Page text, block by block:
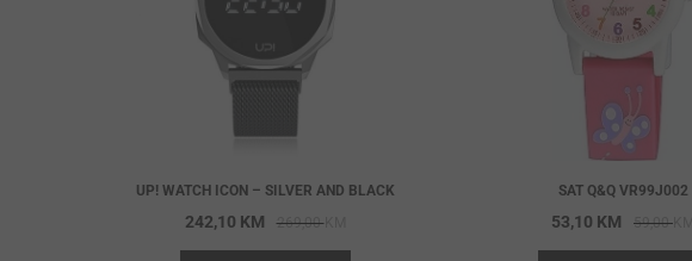
UP! WATCH ICON – SILVER AND BLACK
269,00KM
price
242,10 KM
price
SAT Q&Q VR99J002
59,00
53,10 KM